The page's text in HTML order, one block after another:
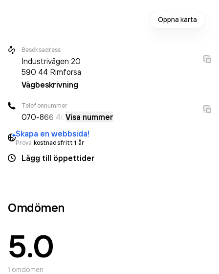
Öppna karta
Besöksadress
Industrivägen 20
590 44 Rimforsa
Vägbeskrivning
Telefonnummer
070-866 46 Visa nummer
Skapa en webbsida!
Prova kostnadsfritt 1 år
Lägg till öppettider
Omdömen
5.0
1 omdömen